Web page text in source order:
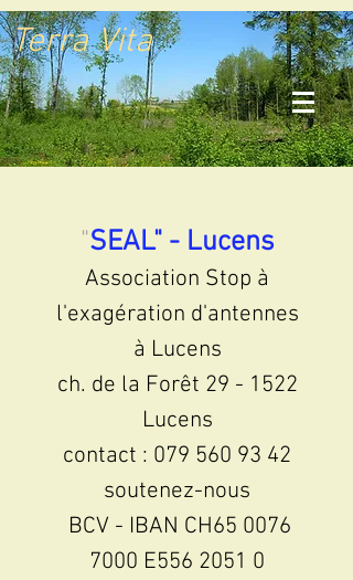
Terra Vita
"SEAL" - Lucens
Association Stop à
l'exagération d'antennes
à Lucens
ch. de la Forêt 29 - 1522
Lucens
contact : 079 560 93 42
soutenez-nous
BCV - IBAN CH65 0076
7000 E556 2051 0